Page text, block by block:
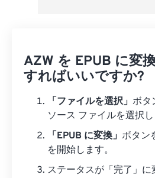
AZW を EPUB に変
すればいいですか?
「ファイルを選択」 ボタ
ソース ファイルを選択し
「EPUB に変換」 ボタン
を開始します。
ステータスが「完了」に